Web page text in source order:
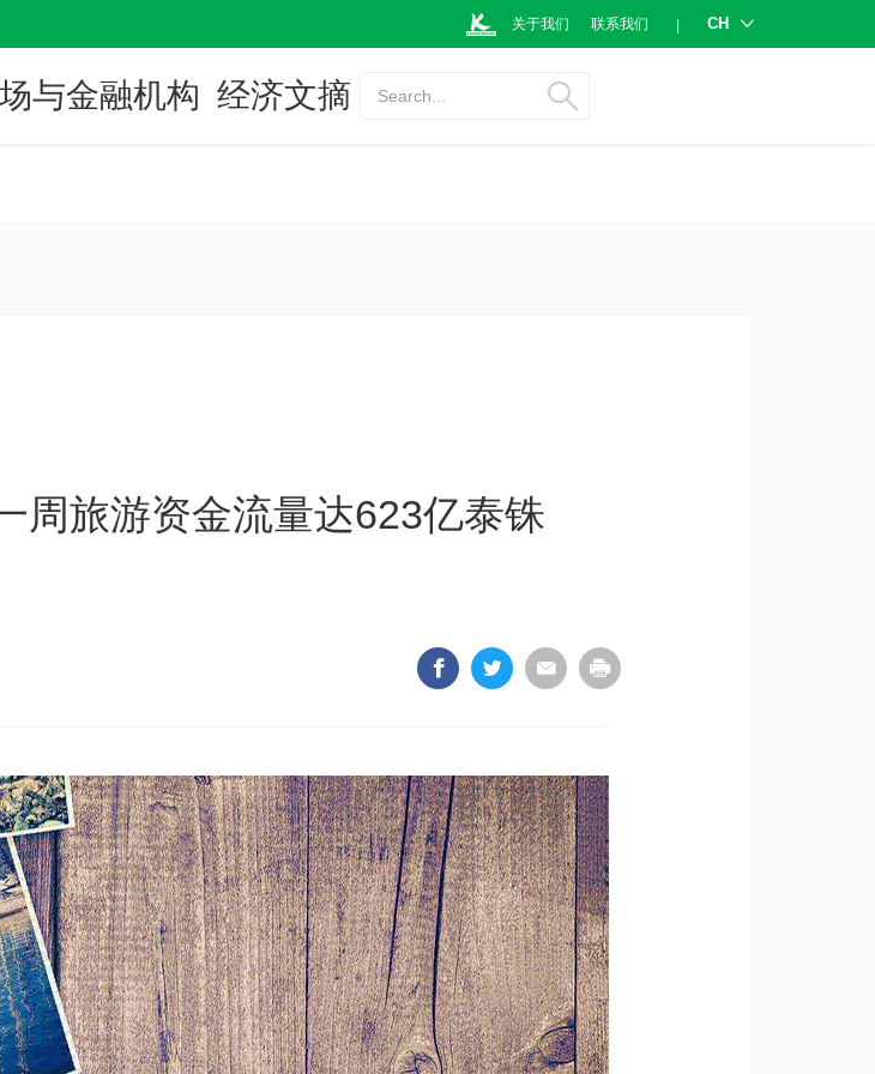
关于我们 联系我们 | CH
与金融机构 经济文摘 Search...
周旅游资金流量达623亿泰铢